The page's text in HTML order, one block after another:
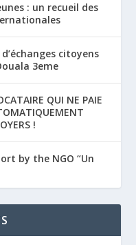
: un recueil des
citoyens
3eme
QUI NE PAIE
!
by the NGO “Un